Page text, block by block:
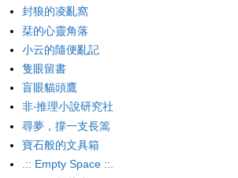
封狼的凌亂窩
栞的心靈角落
小云的隨便亂記
隻眼留書
盲眼貓頭鷹
非‧推理小說研究社
尋夢，撐一支長篙
寶石般的文具箱
.:: Empty Space ::.